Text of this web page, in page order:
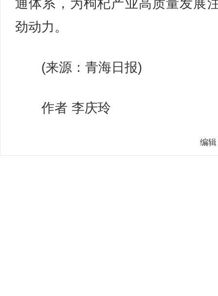
通体系，为枸杞产业高质量发展
劲动力。
(来源：青海日报)
作者 李庆玲
编